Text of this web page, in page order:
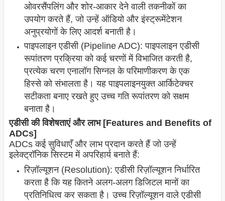
ओवरसैंपलिंग और शोर-आकार देने वाली तकनीकों का
उपयोग करते हैं, जो उन्हें ऑडियो और इंस्ट्रूमेंटेशन
अनुप्रयोगों के लिए आदर्श बनाती है।
पाइपलाइन एडीसी (Pipeline ADC): पाइपलाइन एडीसी
रूपांतरण प्रक्रिया को कई चरणों में विभाजित करती है,
प्रत्येक चरण एनालॉग सिग्नल के परिमाणीकरण के एक
हिस्से को संभालता है। यह पाइपलाइनयुक्त आर्किटेक्चर
सटीकता बनाए रखते हुए उच्च गति रूपांतरण को सक्षम
बनाता है।
एडीसी की विशेषताएं और लाभ [Features and Benefits of
ADCs]
ADCs कई सुविधाएँ और लाभ प्रदान करते हैं जो उन्हें
इलेक्ट्रॉनिक सिस्टम में अपरिहार्य बनाते हैं:
रिज़ॉल्यूशन (Resolution): एडीसी रिज़ॉल्यूशन निर्धारित
करता है कि यह कितने अलग-अलग डिजिटल मानों का
प्रतिनिधित्व कर सकता है। उच्च रिज़ॉल्यूशन वाले एडीसी